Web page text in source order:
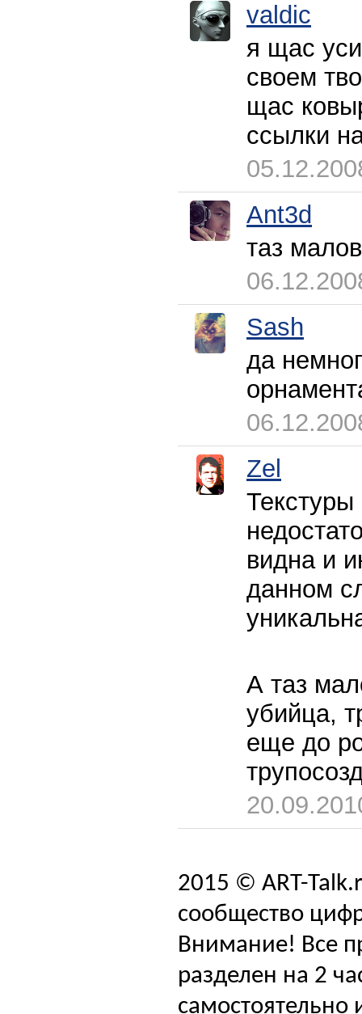
valdic
я щас
своем
щас
ссылки
Ant3d
таз
Sash
да
Zel
видна и
данном
А таз
убийца,
еще до
2015 © ART-
сообщество
Внимание! Все
разделен на 2
самостоятельно